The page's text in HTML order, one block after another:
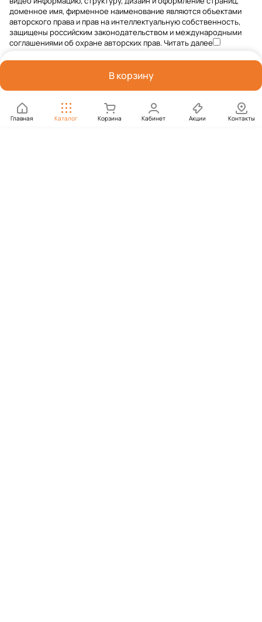
В корзину
Главная Каталог Корзина Кабинет Акции Контакты
доменное имя, фирменное наименование являются объектами
авторского права и прав на интеллектуальную собственность,
защищены российским законодательством и международными
соглашениями об охране авторских прав.Читать далее